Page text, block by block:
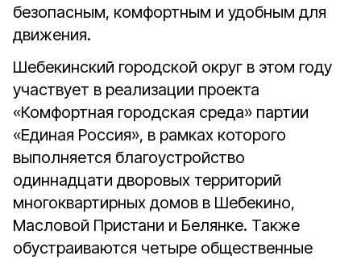
безопасным, комфортным и удобным для
движения.
Шебекинский городской округ в этом году
участвует в реализации проекта
«Комфортная городская среда» партии
«Единая Россия», в рамках которого
выполняется благоустройство
одиннадцати дворовых территорий
многоквартирных домов в Шебекино,
Масловой Пристани и Белянке. Также
обустраиваются четыре общественные